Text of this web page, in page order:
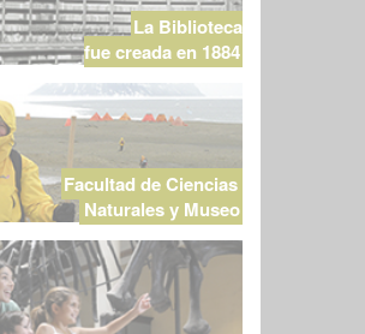
La Biblioteca
fue creada en 1884
Facultad de Ciencias
Naturales y Museo